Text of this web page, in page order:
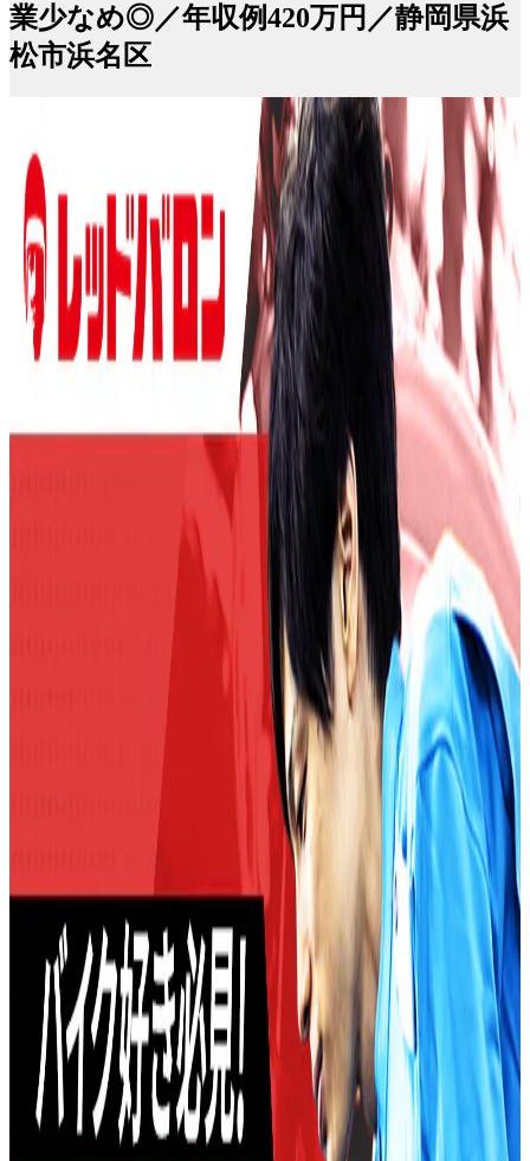
業少なめ◎／年収例420万円／静岡県浜
松市浜名区